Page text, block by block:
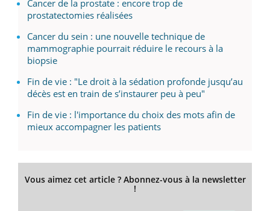
Cancer de la prostate : encore trop de
prostatectomies réalisées
Cancer du sein : une nouvelle technique de
mammographie pourrait réduire le recours à la
biopsie
Fin de vie : "Le droit à la sédation profonde jusqu’au
décès est en train de s’instaurer peu à peu"
Fin de vie : l'importance du choix des mots afin de
mieux accompagner les patients
Vous aimez cet article ? Abonnez-vous à la newsletter
!